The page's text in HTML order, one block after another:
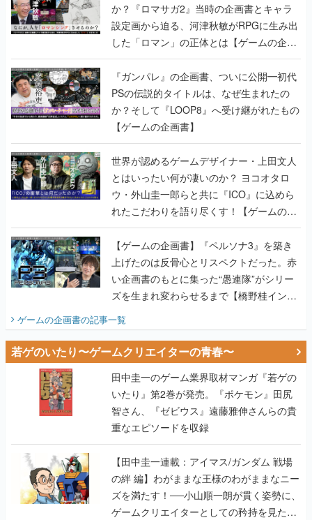
か？『ロマサガ2』当時の企画書とキャラ
設定画から迫る、河津秋敏がRPGに生み出
した「ロマン」の正体とは【ゲームの企画
書】
『ガンパレ』の企画書、ついに公開━初代
PSの伝説的タイトルは、なぜ生まれたの
か？そして『LOOP8』へ受け継がれたもの
【ゲームの企画書】
世界が認めるゲームデザイナー・上田文人
とはいったい何が凄いのか？ ヨコオタロ
ウ・外山圭一郎らと共に『ICO』に込めら
れたこだわりを語り尽くす！【ゲームの企
画書】
【ゲームの企画書】『ペルソナ3』を築き
上げたのは反骨心とリスペクトだった。赤
い企画書のもとに集った“愚連隊”がシリー
ズを生まれ変わらせるまで【橋野桂インタ
ビュー】
ゲームの企画書の記事一覧
若ゲのいたり〜ゲームクリエイターの青春〜
田中圭一のゲーム業界取材マンガ『若ゲの
いたり』第2巻が発売。『ポケモン』田尻
智さん、『ゼビウス』遠藤雅伸さんらの貴
重なエピソードを収録
【田中圭一連載：アイマス/ガンダム 戦場
の絆 編】わがままな王様のわがままなニー
ズを満たす！──小山順一朗が貫く姿勢に、
ゲームクリエイターとしての矜持を見た